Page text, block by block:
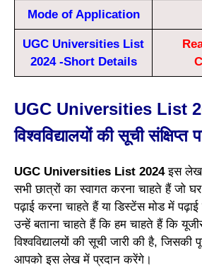
Mode of Application
UGC Universities List
2024 -Short Details
UGC Universities List
विश्वविद्यालयों की सूची संक्षिप्त
UGC Universities List 2024इस लेख
सभी छात्रों का स्वागत करना चाहते हैं जो
पढ़ाई करना चाहते हैं या डिस्टेंस मोड में
उन्हें बताना चाहते हैं कि हम चाहते हैं कि
विश्वविद्यालयों की सूची जारी की है, जिसकी
आपको इस लेख में प्रदान करेंगे।